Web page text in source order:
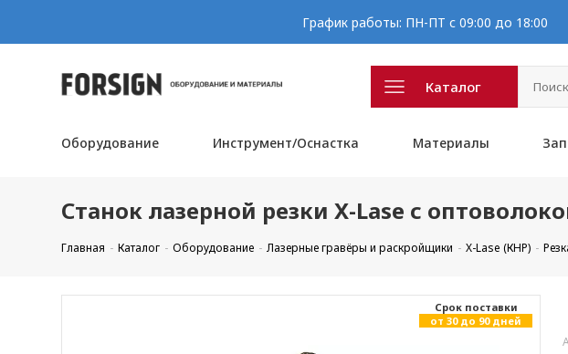
График работы: ПН-ПТ с 09:00 до 18:00
Каталог
Оборудование Инструмент/Оснастка Материалы
Станок лазерной резки X-Lase с
Главная Каталог Оборудование Лазерные гравёры и раскройщики X-Lase (КНР)
Cрок поставки
от 30 до 90 дней